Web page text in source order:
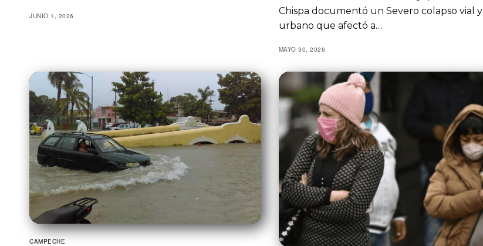
JUNIO 1, 2026
Chispa documentó un Severo colapso vial y
urbano que afectó a…
MAYO 30, 2026
CAMPECHE